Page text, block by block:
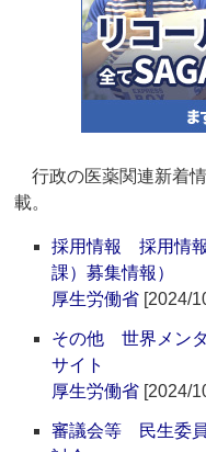
行政の医薬関連新着
載。
採用情報 採用情
課）募集情報）
厚生労働省 [2024/
その他 世界メン
サイト
厚生労働省 [2024/
審議会等 民生委